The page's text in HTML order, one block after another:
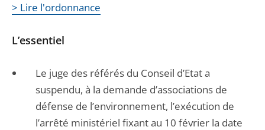
> Lire l'ordonnance
L’essentiel
Le juge des référés du Conseil d’Etat a
suspendu, à la demande d’associations de
défense de l’environnement, l’exécution de
l’arrêté ministériel fixant au 10 février la date